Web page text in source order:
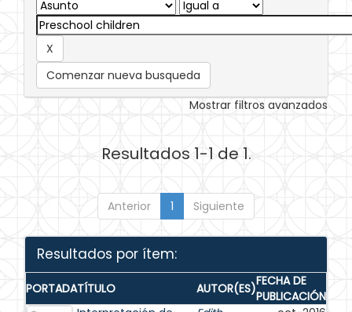
Comenzar nueva busqueda
Mostrar filtros avanzados
Resultados 1-1 de 1.
Anterior 1 Siguiente
Resultados por ítem:
PORTADATÍTULO AUTOR(ES)FECHA DE
PUBLICACIÓN